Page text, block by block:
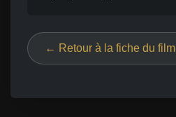
← Retour à la fiche du film